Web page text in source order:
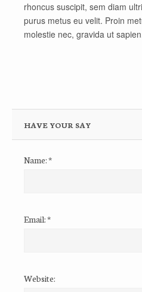
rhoncus suscipit, sem diam
purus metus eu velit. Proin
molestie nec, gravida ut
HAVE YOUR SAY
Name:*
Email:*
Website: